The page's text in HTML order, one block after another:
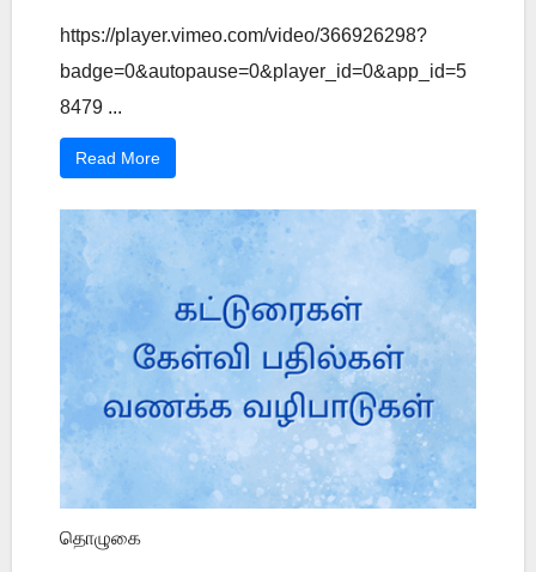
https://player.vimeo.com/video/366926298?
badge=0&autopause=0&player_id=0&app_id=5
8479 ...
Read More
தொழுகை